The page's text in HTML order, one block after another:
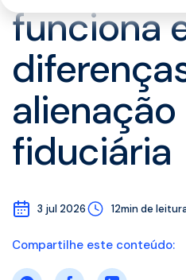
funciona
alienação
fiduciária
3 jul 2026 12min de
Compartilhe este conteúdo: